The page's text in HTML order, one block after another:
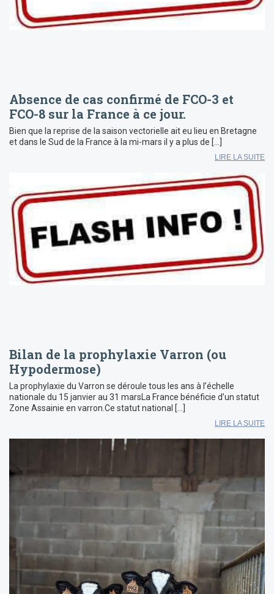
Absence de cas confirmé de FCO-3 et
FCO-8 sur la France à ce jour.
Bien que la reprise de la saison vectorielle ait eu lieu en Bretagne
et dans le Sud de la France à la mi-mars il y a plus de […]
LIRE LA SUITE
Bilan de la prophylaxie Varron (ou
Hypodermose)
La prophylaxie du Varron se déroule tous les ans à l’échelle
nationale du 15 janvier au 31 marsLa France bénéficie d’un statut
Zone Assainie en varron.Ce statut national […]
LIRE LA SUITE